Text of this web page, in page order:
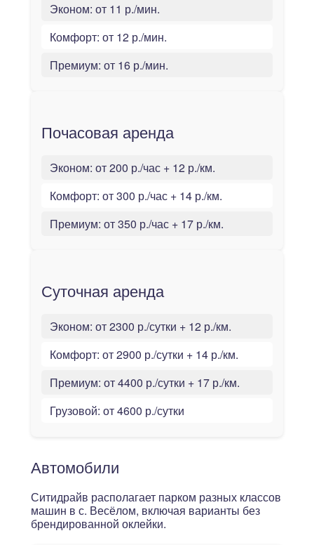
Эконом: от 11 р./мин.
Комфорт: от 12 р./мин.
Премиум: от 16 р./мин.
Почасовая аренда
Эконом: от 200 р./час + 12 р./км.
Комфорт: от 300 р./час + 14 р./км.
Премиум: от 350 р./час + 17 р./км.
Суточная аренда
Эконом: от 2300 р./сутки + 12 р./км.
Комфорт: от 2900 р./сутки + 14 р./км.
Премиум: от 4400 р./сутки + 17 р./км.
Грузовой: от 4600 р./сутки
Автомобили
Ситидрайв располагает парком разных классов
машин в с. Весёлом, включая варианты без
брендированной оклейки.